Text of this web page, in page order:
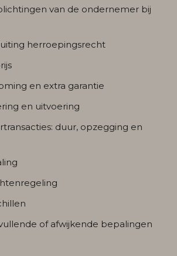
van de ondernemer bij
herroepingsrecht
en extra garantie
en uitvoering
duur, opzegging en
of afwijkende bepalingen